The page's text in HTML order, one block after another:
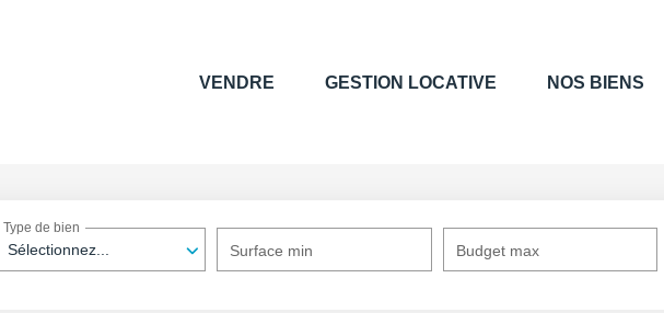
VENDRE GESTION LOCATIVE NOS BIENS
Sélectionnez...
Type de bien
Surface min Budget max